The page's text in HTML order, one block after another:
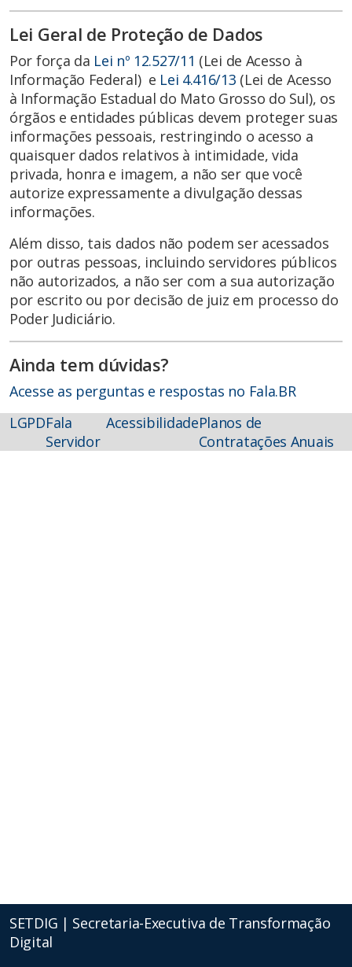
Lei Geral de Proteção de Dados
Por força da Lei nº 12.527/11 (Lei de Acesso à
Informação Federal) e Lei 4.416/13 (Lei de Acesso
à Informação Estadual do Mato Grosso do Sul), os
órgãos e entidades públicas devem proteger suas
informações pessoais, restringindo o acesso a
quaisquer dados relativos à intimidade, vida
privada, honra e imagem, a não ser que você
autorize expressamente a divulgação dessas
informações.
Além disso, tais dados não podem ser acessados
por outras pessoas, incluindo servidores públicos
não autorizados, a não ser com a sua autorização
por escrito ou por decisão de juiz em processo do
Poder Judiciário.
Ainda tem dúvidas?
Acesse as perguntas e respostas no Fala.BR
LGPDFala
Servidor
AcessibilidadePlanos de
Contratações Anuais
SETDIG | Secretaria-Executiva de Transformação
Digital